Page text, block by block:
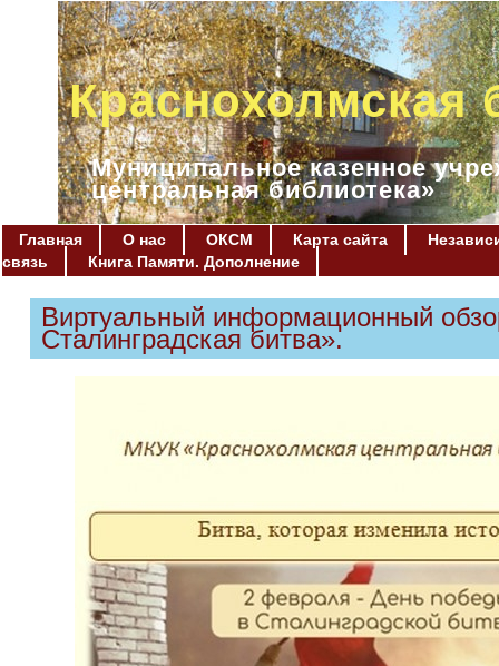
Краснохолмская
Муниципальное казенное
центральная библиотека»
Главная О нас ОКСМ Карта сайта
связь
Книга Памяти. Дополнение
Виртуальный информационный
Сталинградская битва».